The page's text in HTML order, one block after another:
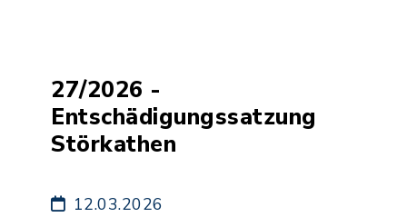
27/2026 -
Entschädigungssatzung
Störkathen
12.03.2026